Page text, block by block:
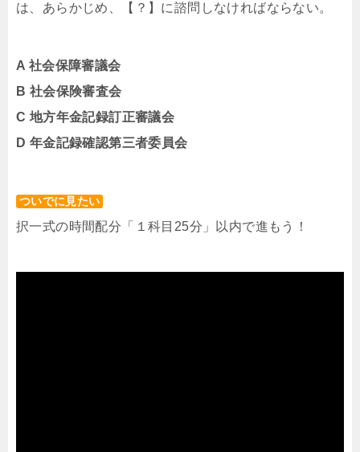
は、あらかじめ、【？】に諮問しなければならない。
A 社会保障審議会
B 社会保険審査会
C 地方年金記録訂正審議会
D 年金記録確認第三者委員会
ついでに見たい
択一式の時間配分「１科目25分」以内で進もう！